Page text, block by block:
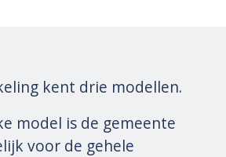
kent drie modellen.
model is de gemeente
voor de gehele